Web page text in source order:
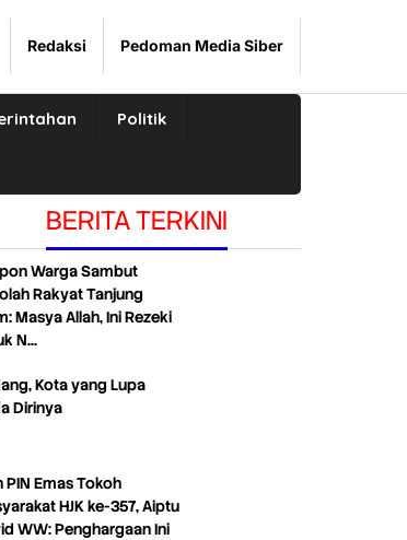
Redaksi Pedoman Media Siber
Politik
BERITA TERKINI
Warga Sambut
Rakyat Tanjung
Masya Allah, Ini Rezeki
N…
Kota yang Lupa
Dirinya
PIN Emas Tokoh
HJK ke-357, Aiptu
WW: Penghargaan Ini